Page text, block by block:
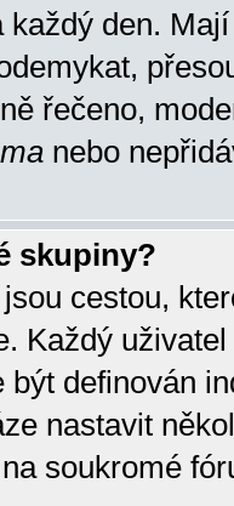
každý den.
řečeno,
nebo
skupiny?
cestou,
Každý
být definován
nastavit
soukromé